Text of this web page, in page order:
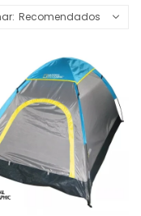
Recomendados